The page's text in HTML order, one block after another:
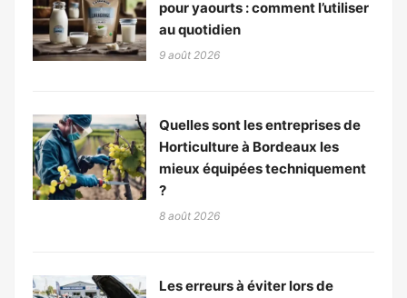
pour yaourts : comment l’utiliser
au quotidien
9 août 2026
Quelles sont les entreprises de
Horticulture à Bordeaux les
mieux équipées techniquement
?
8 août 2026
Les erreurs à éviter lors de